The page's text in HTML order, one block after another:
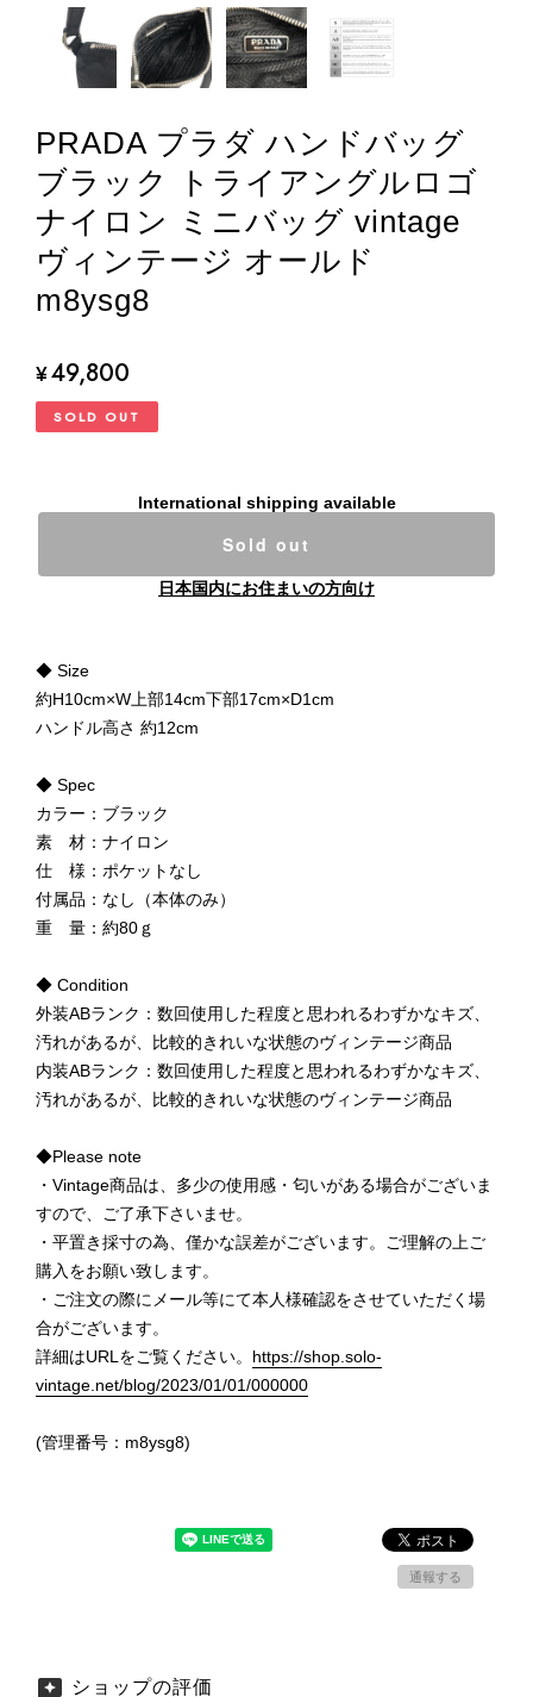
PRADA プラダ ハンドバッグ
ブラック トライアングルロゴ
ナイロン ミニバッグ vintage
ヴィンテージ オールド
m8ysg8
¥49,800
SOLD OUT
International shipping available
Sold out
日本国内にお住まいの方向け
◆ Size
約H10cm×W上部14cm下部17cm×D1cm
ハンドル高さ 約12cm
◆ Spec
カラー：ブラック
素 材：ナイロン
仕 様：ポケットなし
付属品：なし（本体のみ）
重 量：約80ｇ
◆ Condition
外装ABランク：数回使用した程度と思われるわずかなキズ、
汚れがあるが、比較的きれいな状態のヴィンテージ商品
内装ABランク：数回使用した程度と思われるわずかなキズ、
汚れがあるが、比較的きれいな状態のヴィンテージ商品
◆Please note
・Vintage商品は、多少の使用感・匂いがある場合がございま
すので、ご了承下さいませ。
・平置き採寸の為、僅かな誤差がございます。ご理解の上ご
購入をお願い致します。
・ご注文の際にメール等にて本人様確認をさせていただく場
合がございます。
詳細はURLをご覧ください。 https://shop.solo-
vintage.net/blog/2023/01/01/000000
(管理番号：m8ysg8)
通報する
ショップの評価